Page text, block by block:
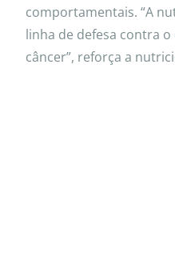
comportamentais. “A
linha de defesa contra
câncer”, reforça a